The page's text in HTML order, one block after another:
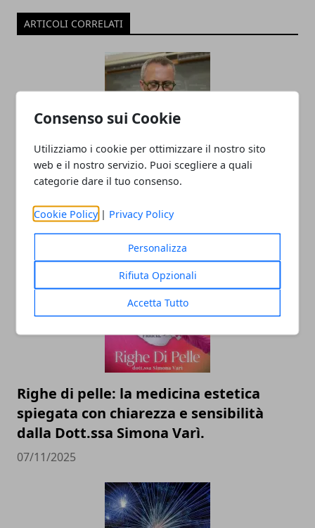
Consenso sui Cookie
Utilizziamo i cookie per ottimizzare il nostro sito
web e il nostro servizio. Puoi scegliere a quali
categorie dare il tuo consenso.
Cookie Policy | Privacy Policy
Personalizza
Rifiuta Opzionali
Accetta Tutto
ARTICOLI CORRELATI
Il professor Nuzzolese, a Torino come a
dell’identità perduta
Righe di pelle: la medicina estetica
spiegata con chiarezza e sensibilità
dalla Dott.ssa Simona Varì.
07/11/2025